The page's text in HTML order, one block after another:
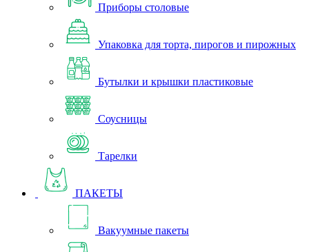
Приборы столовые
Упаковка для торта, пирогов и пирожных
Бутылки и крышки пластиковые
Соусницы
Тарелки
ПАКЕТЫ
Вакуумные пакеты